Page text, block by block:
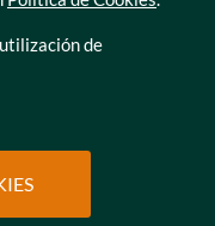
2026
de